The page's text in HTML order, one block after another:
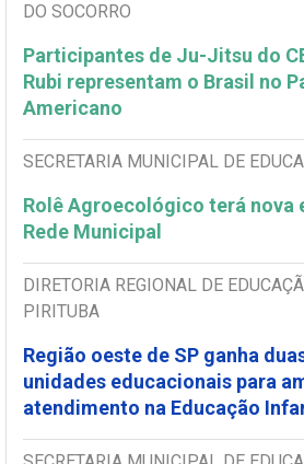
DO SOCORRO
Participantes de Ju-Jitsu do
Rubi representam o Brasil no
Americano
SECRETARIA MUNICIPAL DE
Rolê Agroecológico terá nova
Rede Municipal
DIRETORIA REGIONAL DE
PIRITUBA
Região oeste de SP ganha
unidades educacionais para
atendimento na Educação